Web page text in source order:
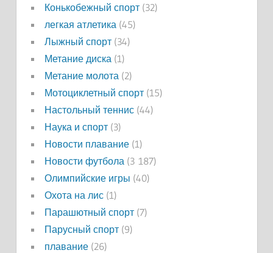
Конькобежный спорт(32)
легкая атлетика (45)
Лыжный спорт(34)
Метание диска (1)
Метание молота (2)
Мотоциклетный спорт(15)
Настольный теннис(44)
Наука и спорт(3)
Новости плавание(1)
Новости футбола (3 187)
Олимпийские игры (40)
Охота на лис(1)
Парашютный спорт(7)
Парусный спорт(9)
плавание(26)